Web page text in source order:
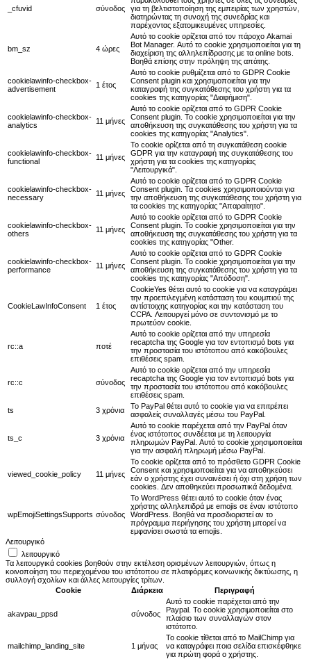
_cfuvid σύνοδος
για τη βελτιστοποίηση της εμπειρίας των χρηστών,
διατηρώντας τη συνοχή της συνεδρίας και
παρέχοντας εξατομικευμένες υπηρεσίες.
bm_sz 4 ώρες
Αυτό το cookie ορίζεται από τον πάροχο Akamai
Bot Manager. Αυτό το cookie χρησιμοποιείται για τη
διαχείριση της αλληλεπίδρασης με τα online bots.
Βοηθά επίσης στην πρόληψη της απάτης.
cookielawinfo-checkbox-
advertisement
1 έτος
Αυτό το cookie ρυθμίζεται από το GDPR Cookie
Consent plugin και χρησιμοποιείται για την
καταγραφή της συγκατάθεσης του χρήστη για τα
cookies της κατηγορίας "Διαφήμιση".
cookielawinfo-checkbox-
analytics
11 μήνες
Αυτό το cookie ορίζεται από το GDPR Cookie
Consent plugin. Το cookie χρησιμοποιείται για την
αποθήκευση της συγκατάθεσης του χρήστη για τα
cookies της κατηγορίας "Analytics".
cookielawinfo-checkbox-
functional
11 μήνες
Το cookie ορίζεται από τη συγκατάθεση cookie
GDPR για την καταγραφή της συγκατάθεσης του
χρήστη για τα cookies της κατηγορίας
"Λειτουργικά".
cookielawinfo-checkbox-
necessary
11 μήνες
Αυτό το cookie ορίζεται από το GDPR Cookie
Consent plugin. Τα cookies χρησιμοποιούνται για
την αποθήκευση της συγκατάθεσης του χρήστη για
τα cookies της κατηγορίας "Απαραίτητο".
cookielawinfo-checkbox-
others
11 μήνες
Αυτό το cookie ορίζεται από το GDPR Cookie
Consent plugin. Το cookie χρησιμοποιείται για την
αποθήκευση της συγκατάθεσης του χρήστη για τα
cookies της κατηγορίας "Other.
cookielawinfo-checkbox-
performance
11 μήνες
Αυτό το cookie ορίζεται από το GDPR Cookie
Consent plugin. Το cookie χρησιμοποιείται για την
αποθήκευση της συγκατάθεσης του χρήστη για τα
cookies της κατηγορίας "Απόδοση".
CookieLawInfoConsent 1 έτος
CookieYes θέτει αυτό το cookie για να καταγράψει
την προεπιλεγμένη κατάσταση του κουμπιού της
αντίστοιχης κατηγορίας και την κατάσταση του
CCPA. Λειτουργεί μόνο σε συντονισμό με το
πρωτεύον cookie.
rc::a ποτέ
Αυτό το cookie ορίζεται από την υπηρεσία
recaptcha της Google για τον εντοπισμό bots για
την προστασία του ιστότοπου από κακόβουλες
επιθέσεις spam.
rc::c σύνοδος
Αυτό το cookie ορίζεται από την υπηρεσία
recaptcha της Google για τον εντοπισμό bots για
την προστασία του ιστότοπου από κακόβουλες
επιθέσεις spam.
ts
3 χρόνια
Το PayPal θέτει αυτό το cookie για να επιτρέπει
ασφαλείς συναλλαγές μέσω του PayPal.
ts_c 3 χρόνια
Αυτό το cookie παρέχεται από την PayPal όταν
ένας ιστότοπος συνδέεται με τη λειτουργία
πληρωμών PayPal. Αυτό το cookie χρησιμοποιείται
για την ασφαλή πληρωμή μέσω PayPal.
viewed_cookie_policy 11 μήνες
Το cookie ορίζεται από το πρόσθετο GDPR Cookie
Consent και χρησιμοποιείται για να αποθηκεύσει
εάν ο χρήστης έχει συναινέσει ή όχι στη χρήση των
cookies. Δεν αποθηκεύει προσωπικά δεδομένα.
wpEmojiSettingsSupports σύνοδος
Το WordPress θέτει αυτό το cookie όταν ένας
χρήστης αλληλεπιδρά με emojis σε έναν ιστότοπο
WordPress. Βοηθά να προσδιοριστεί αν το
πρόγραμμα περιήγησης του χρήστη μπορεί να
εμφανίσει σωστά τα emojis.
Λειτουργικό
λειτουργικό
Τα λειτουργικά cookies βοηθούν στην εκτέλεση ορισμένων λειτουργιών, όπως η
κοινοποίηση του περιεχομένου του ιστότοπου σε πλατφόρμες κοινωνικής δικτύωσης, η
συλλογή σχολίων και άλλες λειτουργίες τρίτων.
Cookie
Διάρκεια Περιγραφή
akavpau_ppsd σύνοδος
Αυτό το cookie παρέχεται από την
Paypal. Το cookie χρησιμοποιείται στο
πλαίσιο των συναλλαγών στον
ιστότοπο.
mailchimp_landing_site 1 μήνας
Το cookie τίθεται από το MailChimp για
να καταγράφει ποια σελίδα επισκέφθηκε
για πρώτη φορά ο χρήστης.